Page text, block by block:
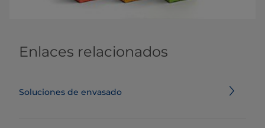
Enlaces relacionados
Soluciones de envasado